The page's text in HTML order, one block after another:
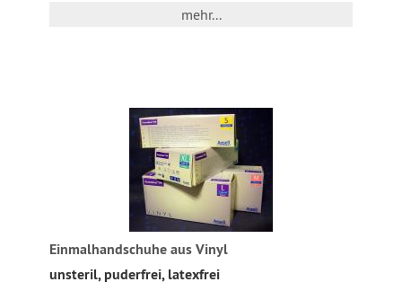
mehr...
Einmalhandschuhe aus Vinyl
unsteril, puderfrei, latexfrei